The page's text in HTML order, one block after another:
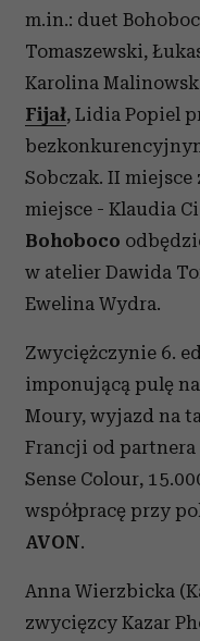
m.in.: duet
Tomaszewski,
Karolina
Fijał, Lidia Popiel
Sobczak. II miejsce
miejsce - Klaudia
Bohoboco
w atelier Dawida
Ewelina Wydra.
Zwyciężczynie 6.
imponującą pulę
Moury, wyjazd na
Francji od
Sense Colour,
współpracę przy
AVON.
Anna Wierzbicka
zwycięzcy Kazar